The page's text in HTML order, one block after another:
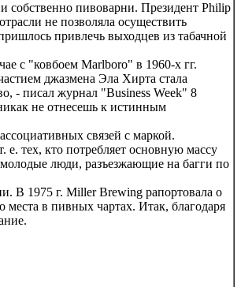
собственно пивоварни. Президент Philip
не позволяла осуществить
привлечь выходцев из табачной
с "ковбоем Marlboro" в 1960-х гг.
джазмена Эла Хирта стала
- писал журнал "Business Week" 8
не отнесешь к истинным
связей с маркой.
тех, кто потребляет основную массу
люди, разъезжающие на багги по
В 1975 г. Miller Brewing рапортовала о
места в пивных чартах. Итак, благодаря